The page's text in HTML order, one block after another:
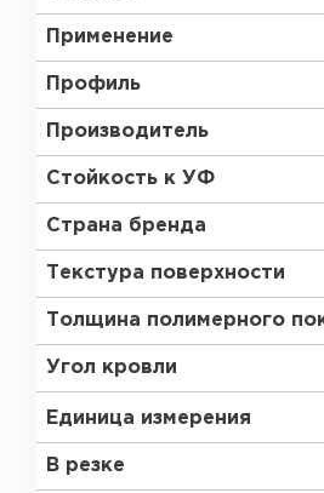
Применение
Профиль
Производитель
Стойкость к УФ
Страна бренда
Текстура поверхности
Толщина полимерного
Угол кровли
Единица измерения
В резке